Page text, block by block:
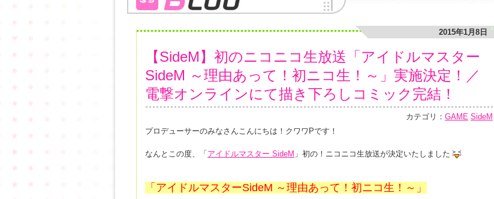
2015年1月8日
【SideM】初のニコニコ生放送「アイドルマスター
SideM ～理由あって！初ニコ生！～」実施決定！／
電撃オンラインにて描き下ろしコミック完結！
カテゴリ： GAME SideM
プロデューサーのみなさんこんにちは！クワワPです！
なんとこの度、「 アイドルマスター SideM 」 初の！ ニコニコ生放送が決定いたしました
「アイドルマスターSideM ～理由あって！初ニコ生！～」